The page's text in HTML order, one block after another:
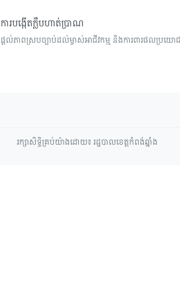
ការបង្កើតក្លឹបហាត់ប្រាណ
ផ្តល់ភាពស្របច្បាប់ដល់ម្ចាស់អាជីវកម្ម និងការពារផលប្រ
រក្សាសិទ្ធិគ្រប់យ៉ាងដោយ៖ រដ្ឋបាលខេត្តកំពង់ឆ្នាំង